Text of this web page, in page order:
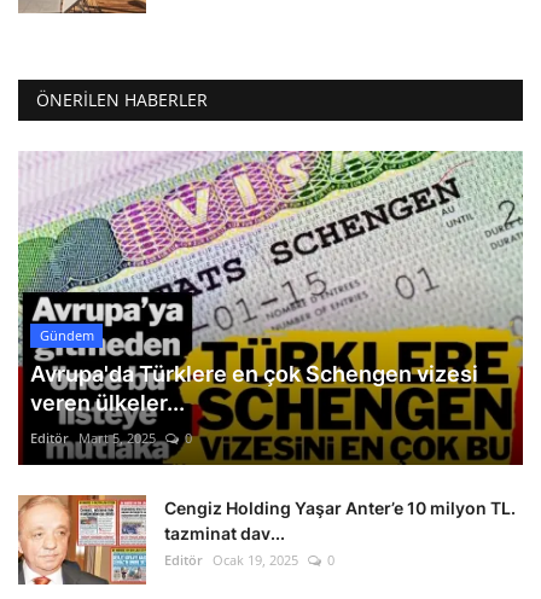
ÖNERILEN HABERLER
Gündem
Avrupa'da Türklere en çok Schengen vizesi
veren ülkeler...
Editör Mart 5, 2025 0
Cengiz Holding Yaşar Anter’e 10 milyon TL.
tazminat dav...
Editör Ocak 19, 2025 0